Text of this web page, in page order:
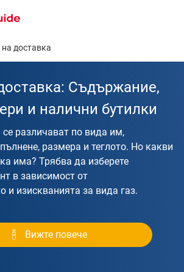
на доставка
Съдържание,
и налични бутилки
се различават по вида им,
размера и теглото. Но какви
има? Трябва да изберете
в зависимост от
и изискванията за вида газ.
Вижте повече